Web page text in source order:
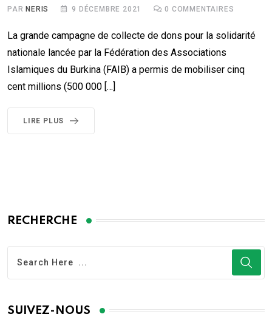
PARNERIS 9 DÉCEMBRE 2021 0 COMMENTAIRES
La grande campagne de collecte de dons pour la solidarité
nationale lancée par la Fédération des Associations
Islamiques du Burkina (FAIB) a permis de mobiliser cinq
cent millions (500 000 […]
LIRE PLUS
RECHERCHE
SUIVEZ-NOUS